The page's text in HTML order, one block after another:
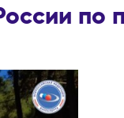
по